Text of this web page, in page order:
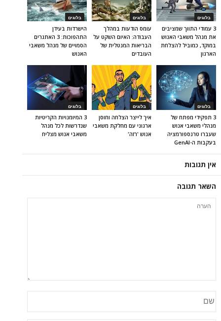
בלוגים
הישרדות בעידן
התהפוכות: 3 האתגרים
הסמויים של מנהל משאבי
האנוש
בלוגים
עומס הודעות במהלך
העבודה: האיום השקט על
הבריאות המנטלית של
העובדים
בלוגים
3 עמודי התווך שמציבים
את מנהל משאבי האנוש
במוקד, כמוביל להצלחת
הארגון
בלוגים
3 המיומנויות הקריטיות
שנדרשות לכל מנהל
משאבי אנוש מצליח
בלוגים
איך לייצר הצלחה וחוסן
ארגוני עם מחלקת משאבי
אנוש 'רזה'
בלוגים
3 תפקידי מפתח של
מנהלי משאבי אנוש
שעברו טרנספורמציה
בעקבות ה-GenAI
אין תגובות
השאר תגובה